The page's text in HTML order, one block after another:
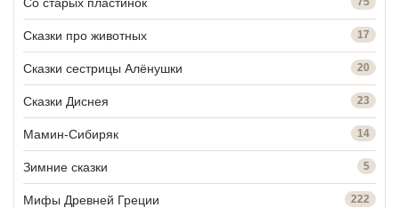
Сказки про животных 17
Сказки сестрицы Алёнушки 20
Сказки Диснея 23
Мамин-Сибиряк 14
Зимние сказки 5
Мифы Древней Греции 222